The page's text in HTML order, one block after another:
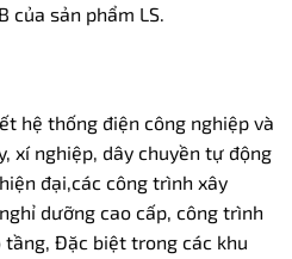
của sản phẩm LS.
hệ thống điện công nghiệp và
xí nghiệp, dây chuyền tự động
đại,các công trình xây
dưỡng cao cấp, công trình
tầng, Đặc biệt trong các khu